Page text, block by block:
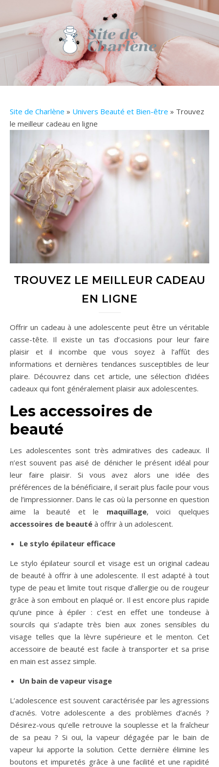
Site de Charlène » Univers Beauté et Bien-être » Trouvez
le meilleur cadeau en ligne
TROUVEZ LE MEILLEUR CADEAU
EN LIGNE
Offrir un cadeau à une adolescente peut être un véritable
casse-tête. Il existe un tas d’occasions pour leur faire
plaisir et il incombe que vous soyez à l’affût des
informations et dernières tendances susceptibles de leur
plaire. Découvrez dans cet article, une sélection d’idées
cadeaux qui font généralement plaisir aux adolescentes.
Les accessoires de
beauté
Les adolescentes sont très admiratives des cadeaux. Il
n’est souvent pas aisé de dénicher le présent idéal pour
leur faire plaisir. Si vous avez alors une idée des
préférences de la bénéficiaire, il serait plus facile pour vous
de l’impressionner. Dans le cas où la personne en question
aime la beauté et le maquillage, voici quelques
accessoires de beauté à offrir à un adolescent.
Le stylo épilateur efficace
Le stylo épilateur sourcil et visage est un original cadeau
de beauté à offrir à une adolescente. Il est adapté à tout
type de peau et limite tout risque d’allergie ou de rougeur
grâce à son embout en plaqué or. Il est encore plus rapide
qu’une pince à épiler : c’est en effet une tondeuse à
sourcils qui s’adapte très bien aux zones sensibles du
visage telles que la lèvre supérieure et le menton. Cet
accessoire de beauté est facile à transporter et sa prise
en main est assez simple.
Un bain de vapeur visage
L’adolescence est souvent caractérisée par les agressions
d’acnés. Votre adolescente a des problèmes d’acnés ?
Désirez-vous qu’elle retrouve la souplesse et la fraîcheur
de sa peau ? Si oui, la vapeur dégagée par le bain de
vapeur lui apporte la solution. Cette dernière élimine les
boutons et impuretés grâce à une facilité et une rapidité